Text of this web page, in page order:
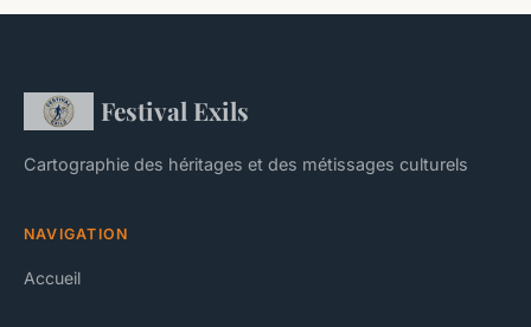
Festival Exils
Cartographie des héritages et des métissages culturels
NAVIGATION
Accueil